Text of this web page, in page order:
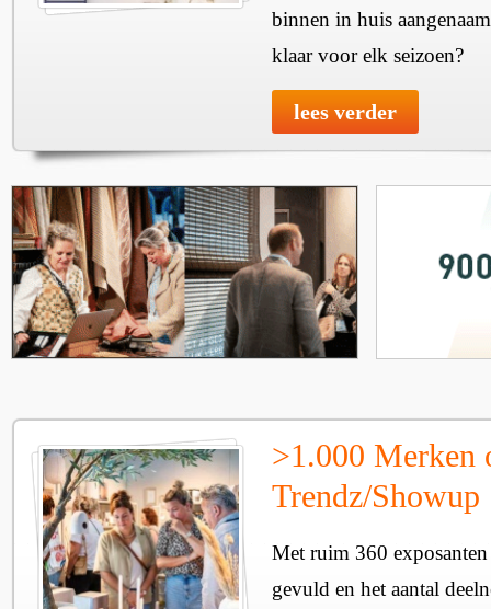
binnen in huis
klaar voor elk seizoen?
lees verder
>1.000 Merken
Trendz/Showup
Met ruim 360
gevuld en het aantal